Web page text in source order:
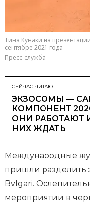
Тина Кунаки на
сентябре 2021 года
Пресс-служба
СЕЙЧАС ЧИТАЮТ
ЭКЗОСОМЫ —
КОМПОНЕНТ
ОНИ РАБОТАЮТ
НИХ ЖДАТЬ
Международные
пришли разделить
Bvlgari.
мероприятии в